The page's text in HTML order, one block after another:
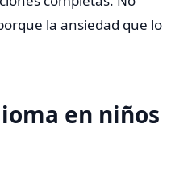
la ansiedad que lo
en niños